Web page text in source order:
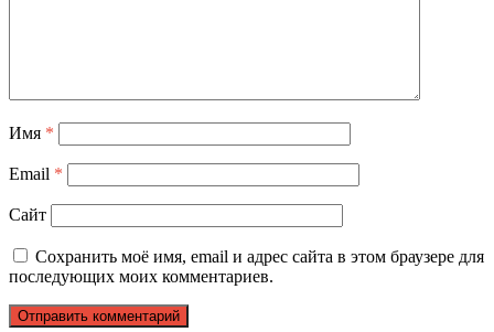
Имя *
Email *
Сайт
Сохранить моё имя, email и адрес сайта в этом браузере для
последующих моих комментариев.